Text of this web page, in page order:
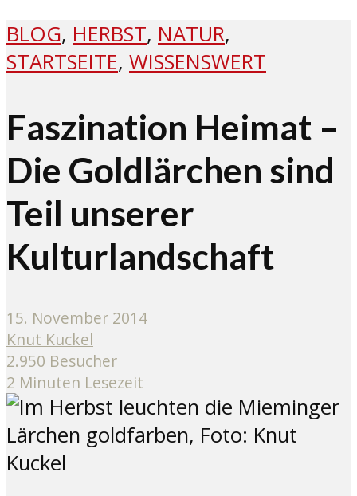
BLOG, HERBST, NATUR,
STARTSEITE, WISSENSWERT
Faszination Heimat –
Die Goldlärchen sind
Teil unserer
Kulturlandschaft
15. November 2014
Knut Kuckel
2.950 Besucher
2 Minuten Lesezeit